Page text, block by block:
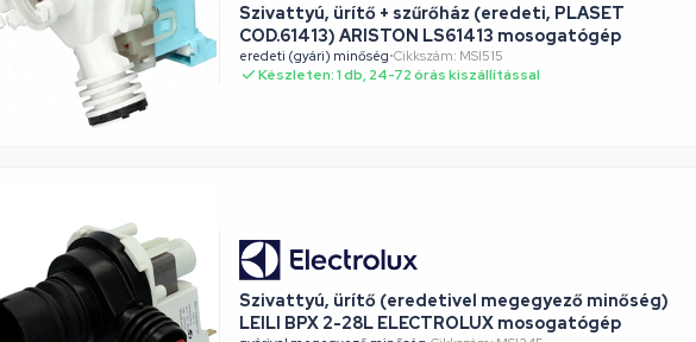
Szivattyú, ürítő + szűrőház (eredeti, PLASET
COD.61413) ARISTON LS61413 mosogatógép
eredeti (gyári) minőség•Cikkszám: MSI515
Készleten: 1 db, 24-72 órás kiszállítással
Szivattyú, ürítő (eredetivel megegyező minőség)
LEILI BPX 2-28L ELECTROLUX mosogatógép